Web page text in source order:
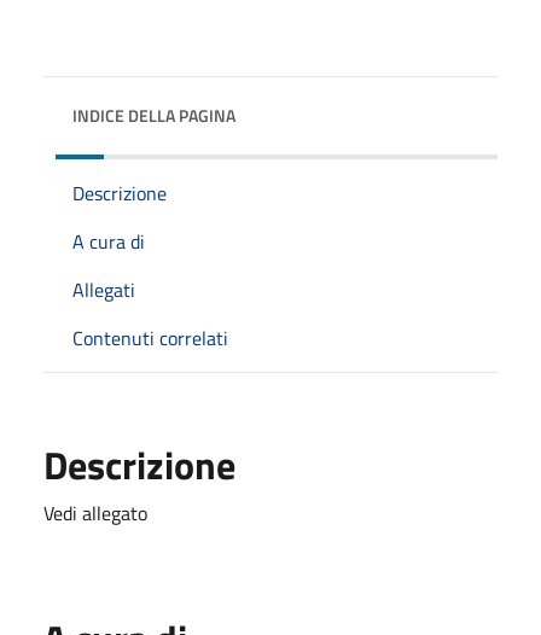
INDICE DELLA PAGINA
Descrizione
A cura di
Allegati
Contenuti correlati
Descrizione
Vedi allegato